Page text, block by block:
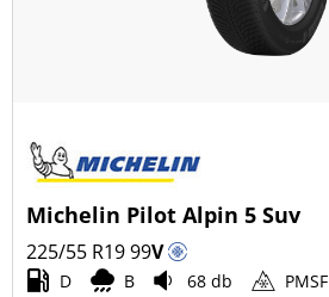
Michelin Pilot Alpin 5 Suv
225/55 R1999V
D B 68 db PMSF